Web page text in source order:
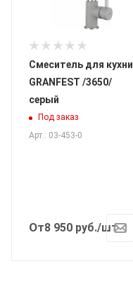
Смеситель для кухни
GRANFEST /3650/
серый
Под заказ
Арт.: 03-453-0
От8 950 руб./шт